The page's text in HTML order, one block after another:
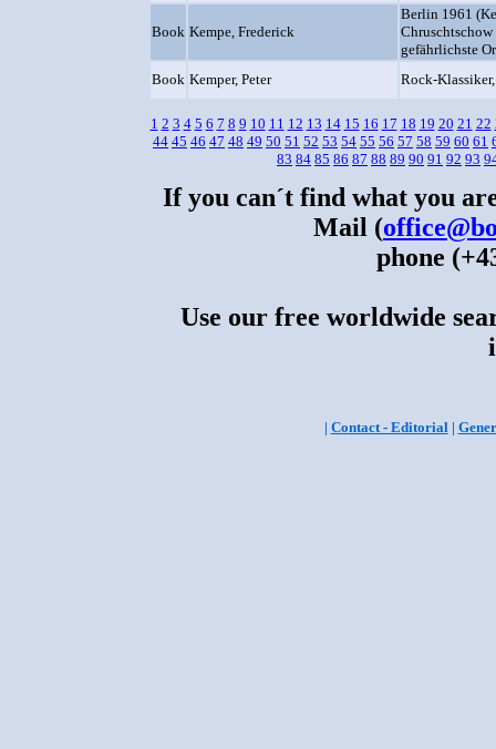
Book Kempe, Frederick
Berlin 1961
Chruschtschow
gefährlichste
Book Kemper, Peter Rock-
1 2 3 4 5 6 7 8 9 10 11 12 13 14 15 16 17 18 19 20 21 22
44 45 46 47 48 49 50 51 52 53 54 55 56 57 58 59 60 61
83 84 85 86 87 88 89 90 91 92 93
If you can´t find what you
Mail (
phone
Use our free worldwide
| Contact - Editorial|